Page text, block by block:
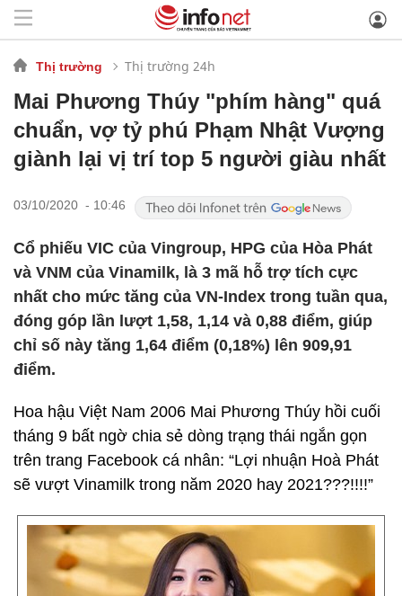
Thị trường Thị trường 24h
Mai Phương Thúy "phím hàng" quá
chuẩn, vợ tỷ phú Phạm Nhật Vượng
giành lại vị trí top 5 người giàu nhất
03/10/2020 - 10:46
Cổ phiếu VIC của Vingroup, HPG của Hòa Phát
và VNM của Vinamilk, là 3 mã hỗ trợ tích cực
nhất cho mức tăng của VN-Index trong tuần qua,
đóng góp lần lượt 1,58, 1,14 và 0,88 điểm, giúp
chỉ số này tăng 1,64 điểm (0,18%) lên 909,91
điểm.
Hoa hậu Việt Nam 2006 Mai Phương Thúy hồi cuối
tháng 9 bất ngờ chia sẻ dòng trạng thái ngắn gọn
trên trang Facebook cá nhân: “Lợi nhuận Hoà Phát
sẽ vượt Vinamilk trong năm 2020 hay 2021???!!!!”